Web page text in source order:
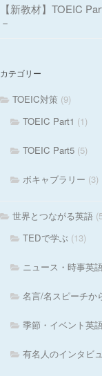
【新教材】TOEIC
－
カテゴリー
TOEIC対策 (9)
TOEIC Part1 (1)
TOEIC Part5 (5)
ボキャブラリー (3)
世界とつながる英語
TEDで学ぶ (13)
ニュース・時事英
名言/名スピーチか
季節・イベント英
有名人のインタビ